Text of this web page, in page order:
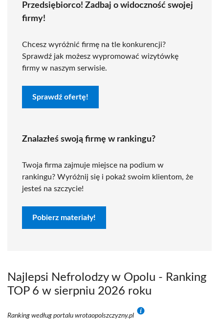
Przedsiębiorco! Zadbaj o widoczność swojej
firmy!
Chcesz wyróżnić firmę na tle konkurencji?
Sprawdź jak możesz wypromować wizytówkę
firmy w naszym serwisie.
Sprawdź ofertę!
Znalazłeś swoją firmę w rankingu?
Twoja firma zajmuje miejsce na podium w
rankingu? Wyróżnij się i pokaż swoim klientom, że
jesteś na szczycie!
Pobierz materiały!
Najlepsi Nefrolodzy w Opolu - Ranking
TOP 6 w sierpniu 2026 roku
Ranking według portalu wrotaopolszczyzny.pl